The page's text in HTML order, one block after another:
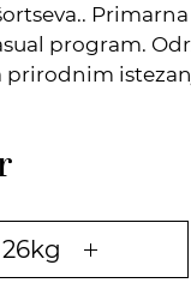
program.
prirodnim